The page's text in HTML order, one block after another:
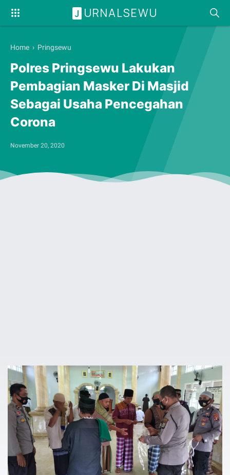
J URNALSEWU
Home › Pringsewu
Polres Pringsewu Lakukan
Pembagian Masker Di Masjid
Sebagai Usaha Pencegahan
Corona
November 20, 2020